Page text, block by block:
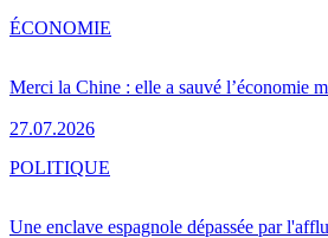
Merci la Chine : elle a sauvé l’économie
27.07.2026
ÉCONOMIE
Une enclave espagnole dépassée par
POLITIQUE